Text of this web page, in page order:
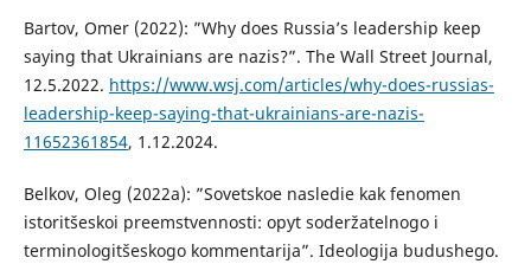
Bartov, Omer (2022): ”Why does Russia’s leadership keep
saying that Ukrainians are nazis?”. The Wall Street Journal,
12.5.2022. https://www.wsj.com/articles/why-does-russias-
leadership-keep-saying-that-ukrainians-are-nazis-
11652361854, 1.12.2024.
Belkov, Oleg (2022a): ”Sovetskoe nasledie kak fenomen
istoritšeskoi preemstvennosti: opyt soderžatelnogo i
terminologitšeskogo kommentarija”. Ideologija budushego.